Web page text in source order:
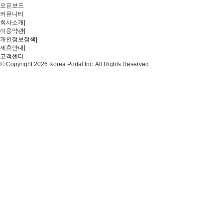
오픈보드
커뮤니티
회사소개
이용약관
개인정보정책
제휴안내
고객센터
© Copyright 2026 Korea Portal Inc. All Rights Reserved.